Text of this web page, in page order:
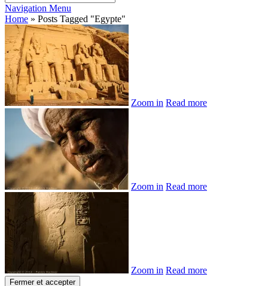
Navigation Menu
Home » Posts Tagged "Egypte"
Zoom in Read more
Zoom in Read more
Zoom in Read more